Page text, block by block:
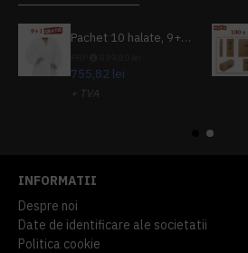
Pachet 10 halate, 9+1 gratuit
755,82 lei
+ TVA
INFORMATII
Despre noi
Date de identificare ale societatii
Politica cookie